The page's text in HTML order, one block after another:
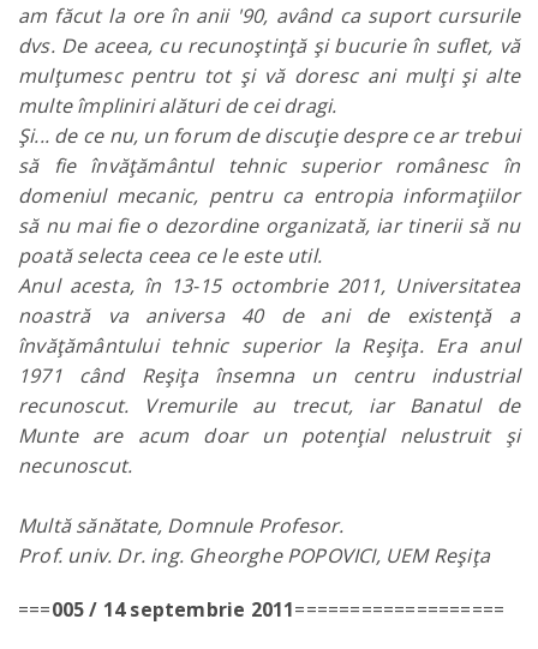
am făcut la ore în anii '90, având ca suport cursurile
dvs. De aceea, cu recunoştinţă şi bucurie în suflet, vă
mulţumesc pentru tot şi vă doresc ani mulţi şi alte
multe împliniri alături de cei dragi.
Şi... de ce nu, un forum de discuţie despre ce ar trebui
să fie învăţământul tehnic superior românesc în
domeniul mecanic, pentru ca entropia informaţiilor
să nu mai fie o dezordine organizată, iar tinerii să nu
poată selecta ceea ce le este util.
Anul acesta, în 13-15 octombrie 2011, Universitatea
noastră va aniversa 40 de ani de existenţă a
învăţământului tehnic superior la Reşiţa. Era anul
1971 când Reşiţa însemna un centru industrial
recunoscut. Vremurile au trecut, iar Banatul de
Munte are acum doar un potenţial nelustruit şi
necunoscut.
Multă sănătate, Domnule Profesor.
Prof. univ. Dr. ing. Gheorghe POPOVICI, UEM Reşiţa
===005 / 14 septembrie 2011===================